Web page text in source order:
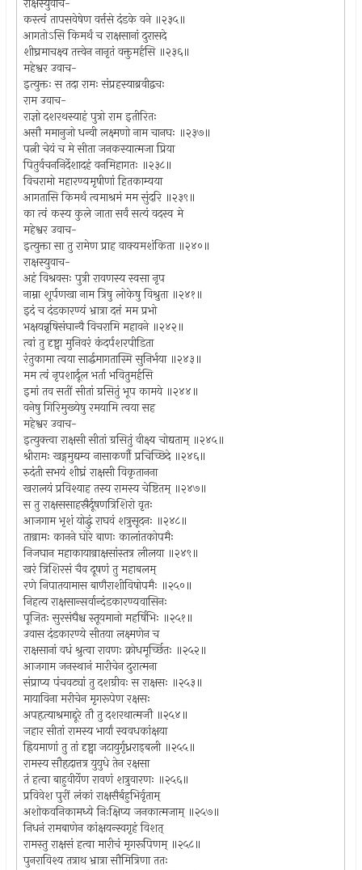
कस्त्वं तापसवेषेण वर्त्तसे दंडके वने ॥२३५॥
आगतोऽसि किमर्थं च राक्षसानां दुरासदे
शीघ्रमाचक्ष्व तत्त्वेन नानृतं वक्तुमर्हसि ॥२३६॥
महेश्वर उवाच-
इत्युक्तः स तदा रामः संप्रहस्याब्रवीद्वचः
राम उवाच-
राज्ञो दशरथस्याहं पुत्रो राम इतीरितः
असौ ममानुजो धन्वी लक्ष्मणो नाम चानघः ॥२३७॥
पत्नी चेयं च मे सीता जनकस्यात्मजा प्रिया
पितुर्वचननिर्देशादहं वनमिहागतः ॥२३८॥
विचरामो महारण्यमृषीणां हितकाम्यया
आगतासि किमर्थं त्वमाश्रमं मम सुंदरि ॥२३९॥
का त्वं कस्य कुले जाता सर्वं सत्यं वदस्व मे
महेश्वर उवाच-
इत्युक्ता सा तु रामेण प्राह वाक्यमशंकिता ॥२४०॥
राक्षस्युवाच-
अहं विश्रवसः पुत्री रावणस्य स्वसा नृप
नाम्ना शूर्पणखा नाम त्रिषु लोकेषु विश्रुता ॥२४१॥
इदं च दंडकारण्यं भ्रात्रा दत्तं मम प्रभो
भक्षयन्नृषिसंघान्वै विचरामि महावने ॥२४२॥
त्वां तु दृष्ट्वा मुनिवरं कंदर्पशरपीडिता
रंतुकामा त्वया सार्द्धमागतास्मि सुनिर्भया ॥२४३॥
मम त्वं नृपशार्दूल भर्ता भवितुमर्हसि
इमां तव सतीं सीतां ग्रसितुं भूप कामये ॥२४४॥
वनेषु गिरिमुख्येषु रमयामि त्वया सह
महेश्वर उवाच-
इत्युक्त्वा राक्षसी सीतां ग्रसितुं वीक्ष्य चोद्यताम् ॥२४५॥
श्रीरामः खड्गमुद्यम्य नासाकर्णौ प्रचिच्छिदे ॥२४६॥
रुदंती सभयं शीघ्रं राक्षसी विकृतानना
खरालयं प्रविश्याह तस्य रामस्य चेष्टितम् ॥२४७॥
स तु राक्षससाहस्रैर्दूषणत्रिशिरो वृतः
आजगाम भृशं योद्धुं राघवं शत्रुसूदनः ॥२४८॥
तान्रामः कानने घोरे बाणः कालांतकोपमैः
निजघान महाकायान्राक्षसांस्तत्र लीलया ॥२४९॥
खरं त्रिशिरसं चैव दूषणं तु महाबलम्
रणे निपातयामास बाणैराशीविषोपमैः ॥२५०॥
निहत्य राक्षसान्सर्वान्दंडकारण्यवासिनः
पूजितः सुरसंघैश्च स्तूयमानो महर्षिभिः ॥२५१॥
उवास दंडकारण्ये सीतया लक्ष्मणेन च
राक्षसानां वधं श्रुत्वा रावणः क्रोधमूर्च्छितः ॥२५२॥
आजगाम जनस्थानं मारीचेन दुरात्मना
संप्राप्य पंचवट्यां तु दशग्रीवः स राक्षसः ॥२५३॥
मायाविना मरीचेन मृगरूपेण रक्षसः
अपहृत्याश्रमाद्दूरे तौ तु दशरथात्मजौ ॥२५४॥
जहार सीतां रामस्य भार्यां स्ववधकांक्षया
ह्रियमाणां तु तां दृष्ट्वा जटायुर्गृध्रराड्बली ॥२५५॥
रामस्य सौहृदात्तत्र युयुधे तेन रक्षसा
तं हत्वा बाहुवीर्येण रावणं शत्रुवारणः ॥२५६॥
प्रविवेश पुरीं लंकां राक्षसैर्बहुभिर्वृताम्
अशोकवनिकामध्ये निःक्षिप्य जनकात्मजाम् ॥२५७॥
निधनं रामबाणेन कांक्षयन्स्वगृहं विशत्
रामस्तु राक्षसं हत्वा मारीचं मृगरूपिणम् ॥२५८॥
पुनराविश्य तत्राथ भ्रात्रा सौमित्रिणा ततः